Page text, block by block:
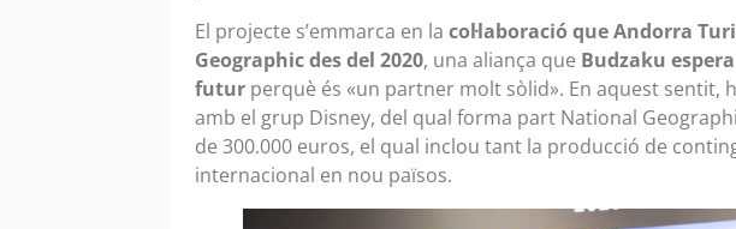
El projecte s’emmarca en la col·laboració que Andorra
Geographic des del 2020, una aliança que Budzaku
futur perquè és «un partner molt sòlid». En aquest sentit,
amb el grup Disney, del qual forma part National
de 300.000 euros, el qual inclou tant la producció de
internacional en nou països.